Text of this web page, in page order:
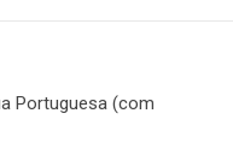
Portuguesa (com